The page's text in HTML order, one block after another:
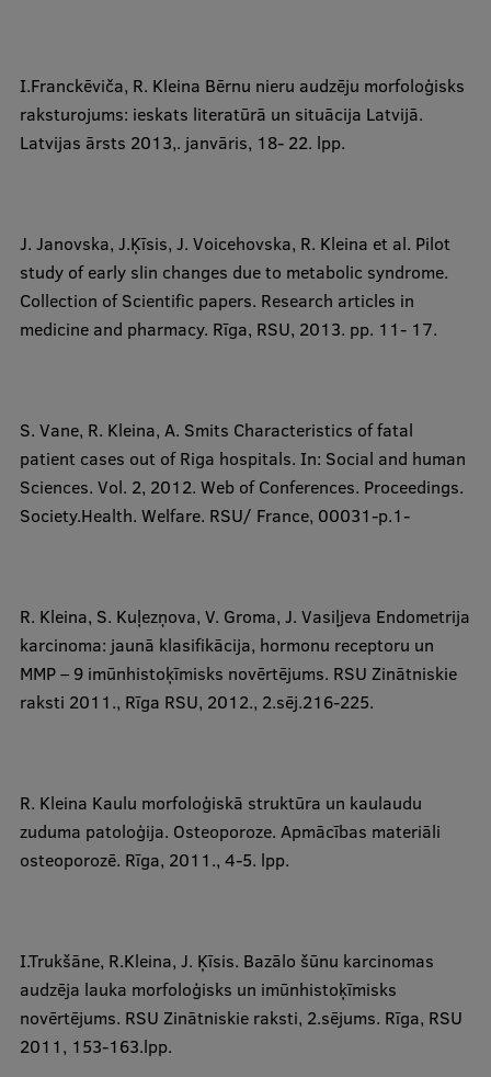
​I.Franckēviča, R. Kleina Bērnu nieru audzēju morfoloģisks
raksturojums: ieskats literatūrā un situācija Latvijā.
Latvijas ārsts 2013,. janvāris, 18- 22. lpp.
J. Janovska, J.Ķīsis, J. Voicehovska, R. Kleina et al. Pilot
study of early slin changes due to metabolic syndrome.
Collection of Scientific papers. Research articles in
medicine and pharmacy. Rīga, RSU, 2013. pp. 11- 17.
S. Vane, R. Kleina, A. Smits Characteristics of fatal
patient cases out of Riga hospitals. In: Social and human
Sciences. Vol. 2, 2012. Web of Conferences. Proceedings.
Society.Health. Welfare. RSU/ France, 00031-p.1-
R. Kleina, S. Kuļezņova, V. Groma, J. Vasiļjeva Endometrija
karcinoma: jaunā klasifikācija, hormonu receptoru un
MMP – 9 imūnhistoķīmisks novērtējums. RSU Zinātniskie
raksti 2011., Rīga RSU, 2012., 2.sēj.216-225.
R. Kleina Kaulu morfoloģiskā struktūra un kaulaudu
zuduma patoloģija. Osteoporoze. Apmācības materiāli
osteoporozē. Rīga, 2011., 4-5. lpp.
​I.Trukšāne, R.Kleina, J. Ķīsis. Bazālo šūnu karcinomas
audzēja lauka morfoloģisks un imūnhistoķīmisks
novērtējums. RSU Zinātniskie raksti, 2.sējums. Rīga, RSU
2011, 153-163.lpp.